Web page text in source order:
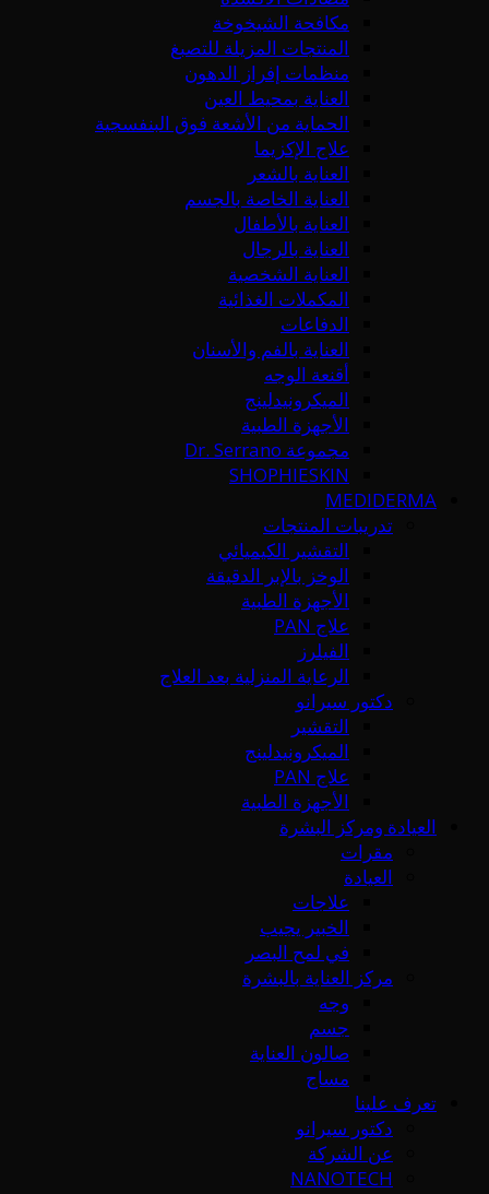
مكافحة الشيخوخة
المنتجات المزيلة للتصبغ
منظمات إفراز الدهون
العناية بمحيط العين
الحماية من الأشعة فوق البنفسجية
علاج الإكزيما
العناية بالشعر
العناية الخاصة بالجسم
العناية بالأطفال
العناية بالرجال
العناية الشخصية
المكملات الغذائية
الدفاعات
العناية بالفم والأسنان
أقنعة الوجه
الميكرونيدلينج
الأجهزة الطبية
مجموعة Dr. Serrano
SHOPHIESKIN
MEDIDERMA
تدريبات المنتجات
التقشير الكيميائي
الوخز بالإبر الدقيقة
الأجهزة الطبية
علاج PAN
الفيلرز
الرعاية المنزلية بعد العلاج
دكتور سيرانو
التقشير
الميكرونيدلينج
علاج PAN
الأجهزة الطبية
العيادة ومركز البشرة
مقرات
العيادة
علاجات
الخبير يجيب
في لمح البصر
مركز العناية بالبشرة
وجه
جسم
صالون العناية
مساج
تعرف علينا
دكتور سيرانو
عن الشركة
NANOTECH